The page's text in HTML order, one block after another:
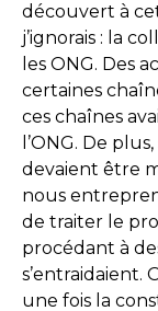
découvert à
j’ignorais : la
les ONG. Des
certaines
ces chaînes
l’ONG. De
devaient être
nous
de traiter le
procédant à
une fois la